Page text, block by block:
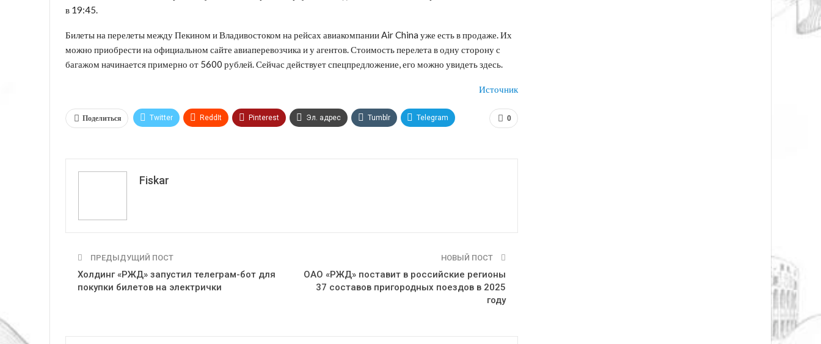
в 19:45.
Билеты на перелеты между Пекином и Владивостоком на рейсах авиакомпании Air China уже есть в продаже. Их
можно приобрести на официальном сайте авиаперевозчика и у агентов. Стоимость перелета в одну сторону с
багажом начинается примерно от 5600 рублей. Сейчас действует спецпредложение, его можно увидеть здесь.
Источник
0
Поделиться Twitter ReddIt Pinterest Эл. адрес Tumblr Telegram
Fiskar
ПРЕДЫДУЩИЙ ПОСТ
Холдинг «РЖД» запустил телеграм-бот для
покупки билетов на электрички
НОВЫЙ ПОСТ
ОАО «РЖД» поставит в российские регионы
37 составов пригородных поездов в 2025
году